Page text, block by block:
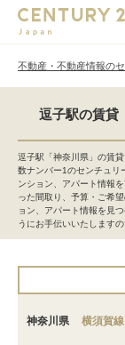
不動産・不動産情報の
逗子駅の賃貸
逗子駅「神奈川県」の賃
数ナンバー1のセンチュリ
ンション、アパート情報
った間取り、予算・ご希
ョン、アパート情報を見
うにお手伝いいたします
神奈川県 横須賀線